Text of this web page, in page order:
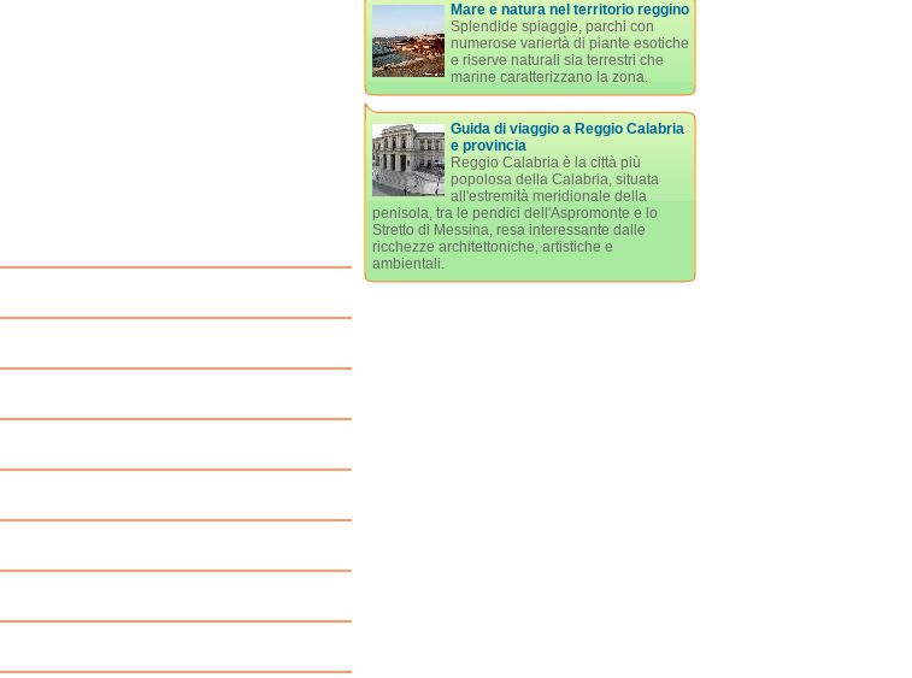
Mare e natura nel territorio reggino
Splendide spiaggie, parchi con
numerose variertà di piante esotiche
e riserve naturali sia terrestri che
marine caratterizzano la zona.
Guida di viaggio a Reggio Calabria
e provincia
Reggio Calabria è la città più
popolosa della Calabria, situata
all'estremità meridionale della
penisola, tra le pendici dell'Aspromonte e lo
Stretto di Messina, resa interessante dalle
ricchezze architettoniche, artistiche e
ambientali.